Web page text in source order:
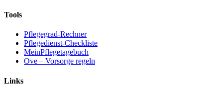
Tools
Pflegegrad-Rechner
Pflegedienst-Checkliste
MeinPflegetagebuch
Ove – Vorsorge regeln
Links